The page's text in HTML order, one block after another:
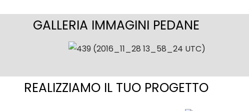
GALLERIA IMMAGINI PEDANE
REALIZZIAMO IL TUO PROGETTO